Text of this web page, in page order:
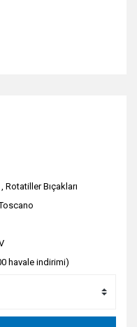
,Rotatiller Bıçakları
havale indirimi)